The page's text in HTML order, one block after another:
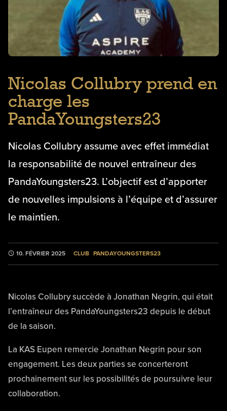
Nicolas Collubry prend en
charge les
PandaYoungsters23
Nicolas Collubry assume avec effet immédiat
la responsabilité de nouvel entraîneur des
PandaYoungsters23. L’objectif est d’apporter
de nouvelles impulsions à l’équipe et d’assurer
le maintien.
10. FÉVRIER 2025 CLUB PANDAYOUNGSTERS23
Nicolas Collubry succède à Jonathan Negrin, qui était
l’entraîneur des PandaYoungsters23 depuis le début
de la saison.
La KAS Eupen remercie Jonathan Negrin pour son
engagement. Les deux parties se concerteront
prochainement sur les possibilités de poursuivre leur
collaboration.